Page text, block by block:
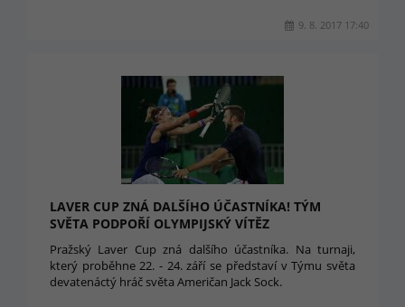
9. 8. 2017 17:40
LAVER CUP ZNÁ DALŠÍHO ÚČASTNÍKA! TÝM
SVĚTA PODPOŘÍ OLYMPIJSKÝ VÍTĚZ
Pražský Laver Cup zná dalšího účastníka. Na turnaji,
který proběhne 22. - 24. září se představí v Týmu světa
devatenáctý hráč světa Američan Jack Sock.